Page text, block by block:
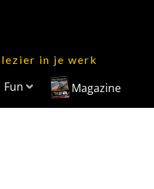
in je werk
Fun Magazine